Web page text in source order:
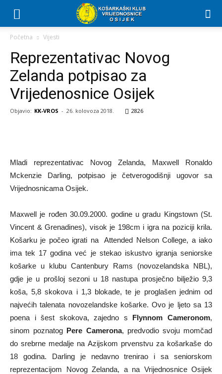
Početna Vijesti
Reprezentativac Novog
Zelanda potpisao za
Vrijedenosnice Osijek
Objavio: KK-VROS - 26. kolovoza 2018. 2826
Mladi reprezentativac Novog Zelanda, Maxwell Ronaldo
Mckenzie Darling, potpisao je četverogodišnji ugovor sa
Vrijednosnicama Osijek.
Maxwell je rođen 30.09.2000. godine u gradu Kingstown (St.
Vincent & Grenadines), visok je 198cm i igra na poziciji krila.
Košarku je počeo igrati na Attended Nelson College, a iako
ima tek 17 godina već je stekao iskustvo igranja seniorske
košarke u klubu Cantenbury Rams (novozelandska NBL),
gdje je u prošloj sezoni u 18 nastupa prosječno bilježio 9,3
koša, 5,8 skokova i 1,3 blokade, te je proglašen jednim od
najvećih talenata novozelandske košarke. Ovo je ljeto sa 13
poena i šest skokova, zajedno s Flynnom Cameronom,
sinom poznatog Pere Camerona, predvodio svoju momčad
do srebrne medalje na Azijskom prvenstvu za košarkaše do
18 godina. Darling je nedavno trenirao i sa seniorskom
reprezentacijom Novog Zelanda, a na Vrijednosnice Osijek